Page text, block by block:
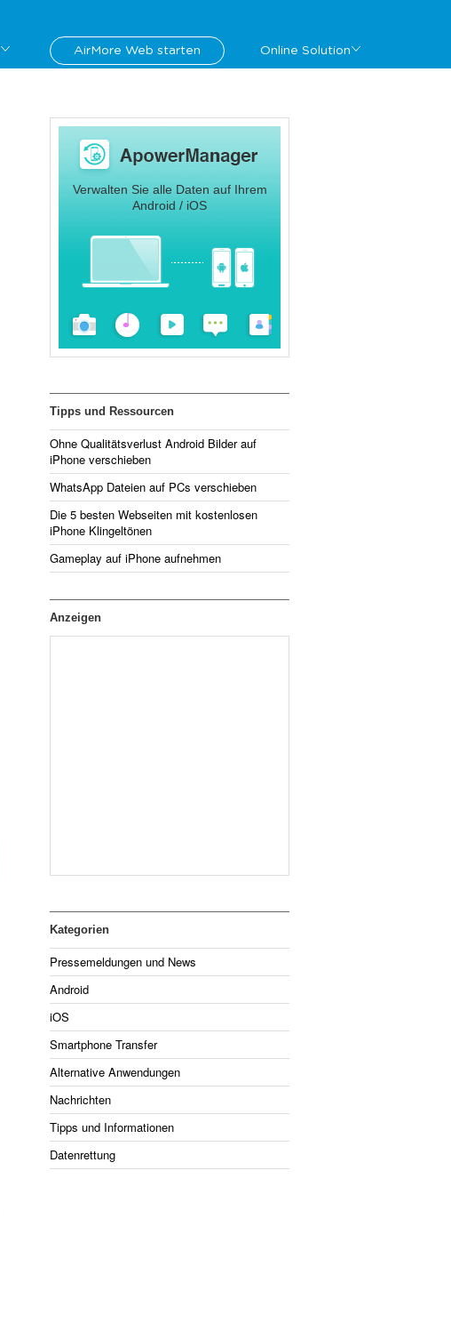
AirMore Web starten Online Solution
Verwalten Sie alle Daten auf Ihrem
Android / iOS
Tipps und Ressourcen
Ohne Qualitätsverlust Android Bilder auf
iPhone verschieben
WhatsApp Dateien auf PCs verschieben
Die 5 besten Webseiten mit kostenlosen
iPhone Klingeltönen
Gameplay auf iPhone aufnehmen
Anzeigen
Kategorien
Pressemeldungen und News
Android
iOS
Smartphone Transfer
Alternative Anwendungen
Nachrichten
Tipps und Informationen
Datenrettung